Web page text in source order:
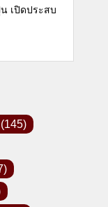
เปิดประสบ
(145)